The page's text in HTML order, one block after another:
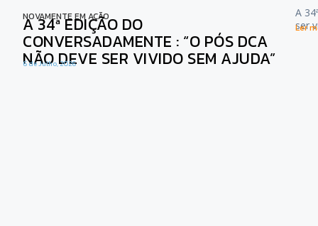
NOVAMENTE EM AÇÃO
A 34ª EDIÇÃO DO
CONVERSADAMENTE : “O PÓS DCA
NÃO DEVE SER VIVIDO SEM AJUDA”
6 de Julho, 2026
A
ser
Ler